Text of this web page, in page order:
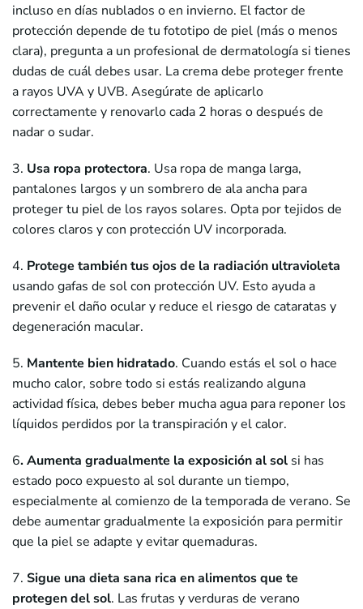
incluso en días nublados o en invierno. El factor de
protección depende de tu fototipo de piel (más o menos
clara), pregunta a un profesional de dermatología si tienes
dudas de cuál debes usar. La crema debe proteger frente
a rayos UVA y UVB. Asegúrate de aplicarlo
correctamente y renovarlo cada 2 horas o después de
nadar o sudar.
3. Usa ropa protectora. Usa ropa de manga larga,
pantalones largos y un sombrero de ala ancha para
proteger tu piel de los rayos solares. Opta por tejidos de
colores claros y con protección UV incorporada.
4. Protege también tus ojos de la radiación ultravioleta
usando gafas de sol con protección UV. Esto ayuda a
prevenir el daño ocular y reduce el riesgo de cataratas y
degeneración macular.
5. Mantente bien hidratado. Cuando estás el sol o hace
mucho calor, sobre todo si estás realizando alguna
actividad física, debes beber mucha agua para reponer los
líquidos perdidos por la transpiración y el calor.
6. Aumenta gradualmente la exposición al sol si has
estado poco expuesto al sol durante un tiempo,
especialmente al comienzo de la temporada de verano. Se
debe aumentar gradualmente la exposición para permitir
que la piel se adapte y evitar quemaduras.
7. Sigue una dieta sana rica en alimentos que te
protegen del sol. Las frutas y verduras de verano